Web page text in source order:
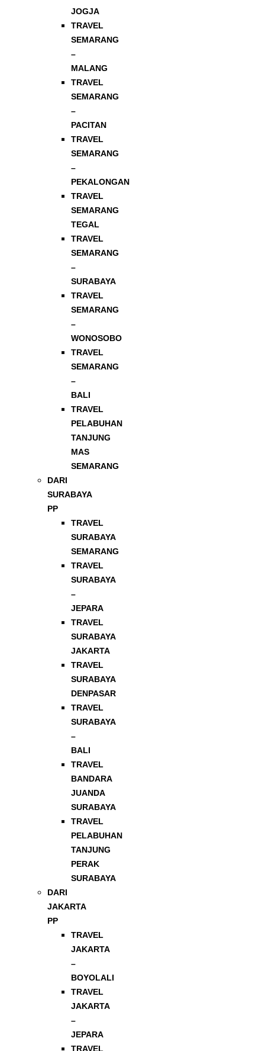
JOGJA
TRAVEL
SEMARANG
–
MALANG
TRAVEL
SEMARANG
–
PACITAN
TRAVEL
SEMARANG
–
PEKALONGAN
TRAVEL
SEMARANG
TEGAL
TRAVEL
SEMARANG
–
SURABAYA
TRAVEL
SEMARANG
–
WONOSOBO
TRAVEL
SEMARANG
–
BALI
TRAVEL
PELABUHAN
TANJUNG
MAS
SEMARANG
DARI
SURABAYA
PP
TRAVEL
SURABAYA
SEMARANG
TRAVEL
SURABAYA
–
JEPARA
TRAVEL
SURABAYA
JAKARTA
TRAVEL
SURABAYA
DENPASAR
TRAVEL
SURABAYA
–
BALI
TRAVEL
BANDARA
JUANDA
SURABAYA
TRAVEL
PELABUHAN
TANJUNG
PERAK
SURABAYA
DARI
JAKARTA
PP
TRAVEL
JAKARTA
–
BOYOLALI
TRAVEL
JAKARTA
–
JEPARA
TRAVEL